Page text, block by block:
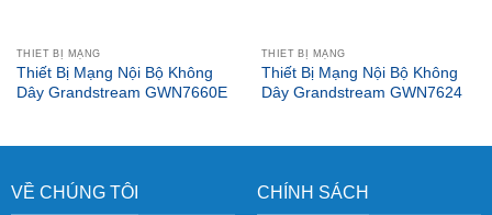
THIẾT BỊ MẠNG
Thiết Bị Mạng Nội Bộ Không
Dây Grandstream GWN7660E
THIẾT BỊ MẠNG
Thiết Bị Mạng Nội Bộ Không
Dây Grandstream GWN7624
VỀ CHÚNG TÔI CHÍNH SÁCH